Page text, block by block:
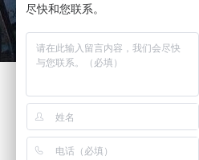
尽快和您联系。